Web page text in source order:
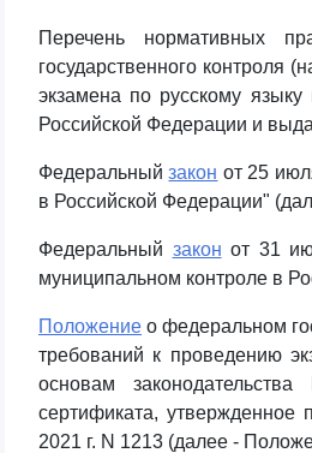
Перечень нормативных
государственного контроля
экзамена по русскому языку
Российской Федерации и
Федеральныйзакон от 25
в Российской Федерации"
Федеральный закон от 31
муниципальном контроле в
Положение о федеральном
требований к проведению
основам
сертификата, утвержденное
2021 г. N 1213 (далее -